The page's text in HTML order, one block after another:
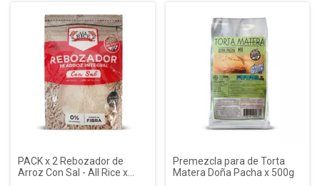
PACK x 2 Rebozador de
Arroz Con Sal - All Rice x
Premezcla para de Torta
Matera Doña Pacha x 500g